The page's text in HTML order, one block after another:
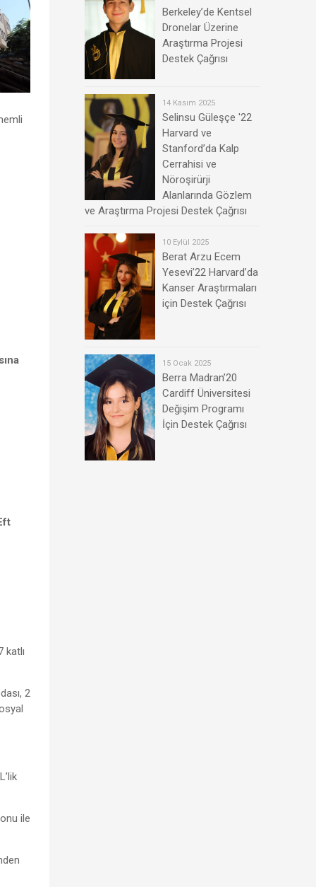
katlı
2
ile
Berkeley’de Kentsel
Dronelar Üzerine
Araştırma Projesi
Destek Çağrısı
14 Kasım 2025
Selinsu Güleşçe '22
Harvard ve
Stanford’da Kalp
Cerrahisi ve
Nöroşirürji
Alanlarında Gözlem
ve Araştırma Projesi Destek Çağrısı
10 Eylül 2025
Berat Arzu Ecem
Yesevi’22 Harvard’da
Kanser Araştırmaları
için Destek Çağrısı
15 Ocak 2025
Berra Madran’20
Cardiff Üniversitesi
Değişim Programı
İçin Destek Çağrısı